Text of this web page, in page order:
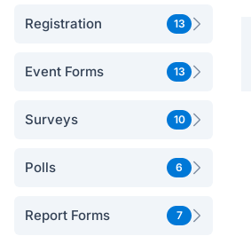
Registration 13
Event Forms 13
Surveys 10
Polls 6
Report Forms 7